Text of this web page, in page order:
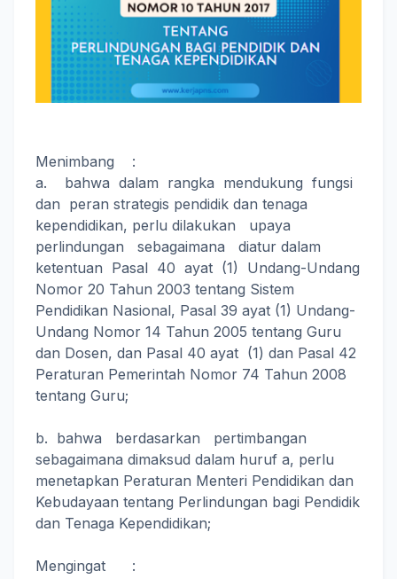
Menimbang :
a. bahwa dalam rangka mendukung fungsi
dan peran strategis pendidik dan tenaga
kependidikan, perlu dilakukan upaya
perlindungan sebagaimana diatur dalam
ketentuan Pasal 40 ayat (1) Undang-Undang
Nomor 20 Tahun 2003 tentang Sistem
Pendidikan Nasional, Pasal 39 ayat (1) Undang-
Undang Nomor 14 Tahun 2005 tentang Guru
dan Dosen, dan Pasal 40 ayat (1) dan Pasal 42
Peraturan Pemerintah Nomor 74 Tahun 2008
tentang Guru;
b. bahwa berdasarkan pertimbangan
sebagaimana dimaksud dalam huruf a, perlu
menetapkan Peraturan Menteri Pendidikan dan
Kebudayaan tentang Perlindungan bagi Pendidik
dan Tenaga Kependidikan;
Mengingat :